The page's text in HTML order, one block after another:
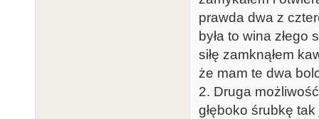
prawda dwa z
była to wina
siłę zamknąłem
że mam te dwa
2. Druga
głęboko śrubkę